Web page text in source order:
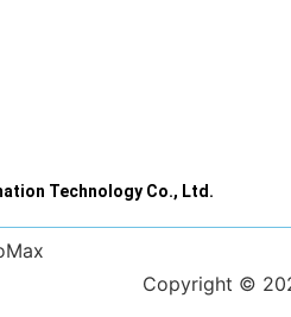
Technology Co., Ltd.
Copyright ©